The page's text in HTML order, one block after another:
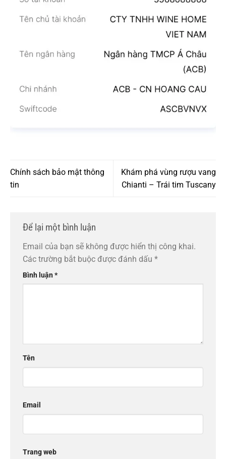
Chính sách bảo mật thông
tin
Khám phá vùng rượu vang
Chianti – Trái tim Tuscany
Để lại một bình luận
Email của bạn sẽ không được hiển thị công khai.
Các trường bắt buộc được đánh dấu *
Bình luận*
Tên
Email
Trang web